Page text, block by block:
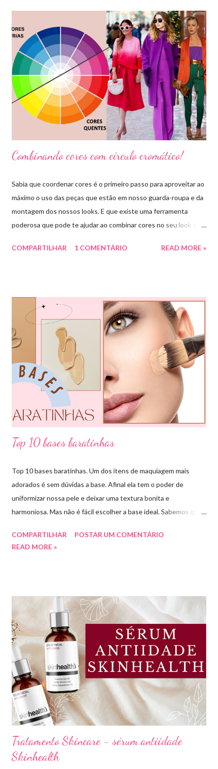
Combinando cores com círculo cromático!
Sabia que coordenar cores é o primeiro passo para aproveitar ao
máximo o uso das peças que estão em nosso guarda-roupa e da
montagem dos nossos looks. E que existe uma ferramenta
poderosa que pode te ajudar ao combinar cores no seu look que
divido em 12 pedaços, onde cada um pedaço apresenta uma cor,
para nossos looks criando produções incríveis. Essa ferramenta
é super usada por profissionais da moda, porém qualquer pessoa
pode usar e garanto pra vocês que ajuda muitooo! Bora conferir
algumas das combinações de cores que podemos fazer com o
círculo cromático: COMBINAÇÃO MONOCROMÁTICA: uma
única cor ou a combinação de tom sobre tom (entre variação de
claro e escuro dessa mesma cor). COMBINAÇÃO ANÁLOGA:
COMPARTILHAR 1 COMENTÁRIO READ MORE »
Top 10 bases baratinhas
Top 10 bases baratinhas. Um dos itens de maquiagem mais
adorados é sem dúvidas a base. Afinal ela tem o poder de
uniformizar nossa pele e deixar uma textura bonita e
harmoniosa. Mas não é fácil escolher a base ideal. Sabemos que
hoje eu trouxe uma top lista com 10 bases nacionais com ótimo
Lima. Compartilhando dicas de produtos, resenhas, rotinas de
beleza, bem-estar e autoestima. TOP 10 BASES BARATINHAS
Escolher uma boa base para a maquiagem não é algo tão simples.
Afinal temos que avaliar para qual tipo de pele, tonalidade,
subtom, ativos (se for o caso) e ainda o preço. Neste vídeo do
meu canal mostrei como vocês podem comprar uma base sem
errar na cor. É um site que tem salvado minha vida,...
COMPARTILHAR
POSTAR UM COMENTÁRIO
READ MORE »
Tratamento Skincare - sérum antiidade
Skinhealth